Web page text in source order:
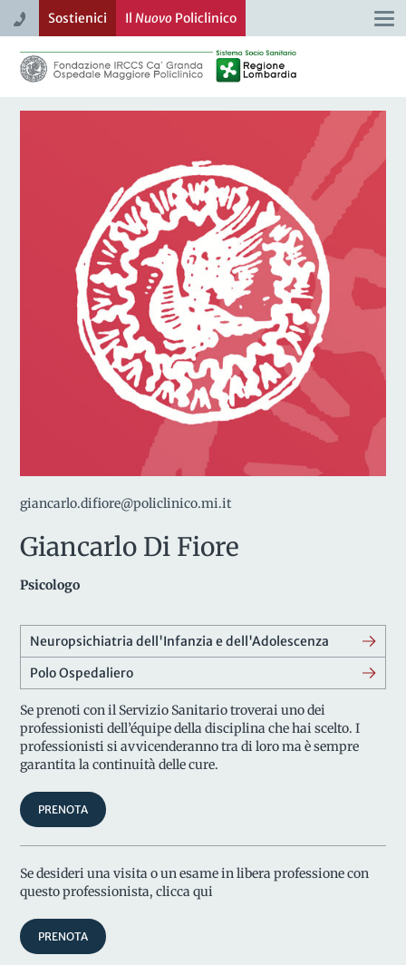
Sostienici Il NuovoPoliclinico
giancarlo.difiore@policlinico.mi.it
Giancarlo Di Fiore
Psicologo
Neuropsichiatria dell'Infanzia e dell'Adolescenza
Polo Ospedaliero
Se prenoti con il Servizio Sanitario troverai uno dei
professionisti dell’équipe della disciplina che hai scelto. I
professionisti si avvicenderanno tra di loro ma è sempre
garantita la continuità delle cure.
PRENOTA
Se desideri una visita o un esame in libera professione con
questo professionista, clicca qui
PRENOTA